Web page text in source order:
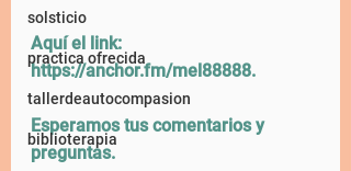
solsticio
practica ofrecida
tallerdeautocompasion
biblioterapia
Aquí el link:
⁠https://anchor.fm/mel88888⁠.
Esperamos tus comentarios y
preguntas.